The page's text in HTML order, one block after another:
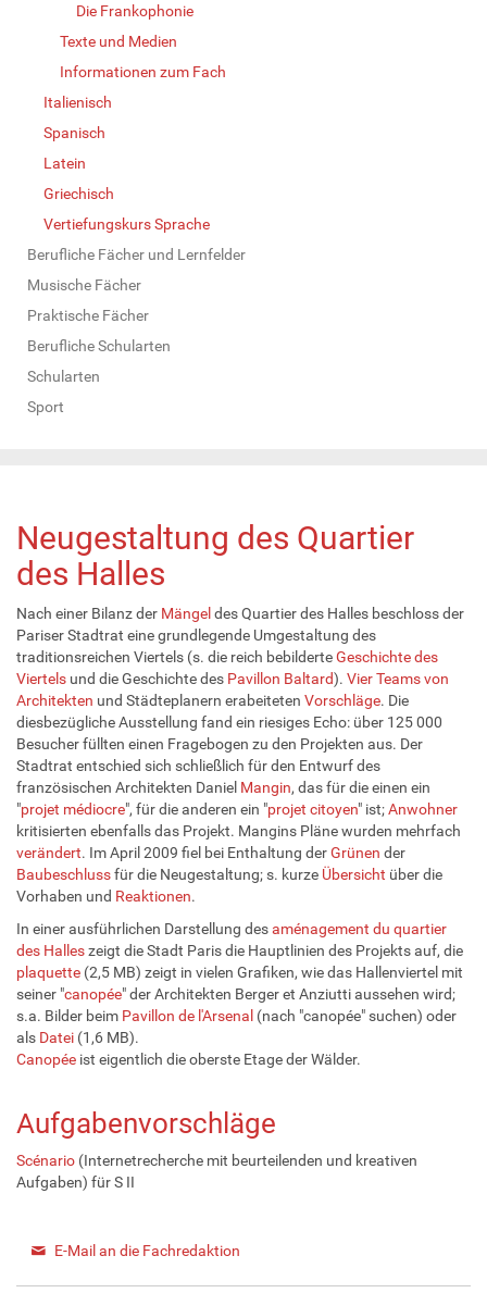
Die Frankophonie
Texte und Medien
Informationen zum Fach
Italienisch
Spanisch
Latein
Griechisch
Vertiefungskurs Sprache
Berufliche Fächer und Lernfelder
Musische Fächer
Praktische Fächer
Berufliche Schularten
Schularten
Sport
Neugestaltung des Quartier
des Halles
Nach einer Bilanz der Mängel des Quartier des Halles beschloss der
Pariser Stadtrat eine grundlegende Umgestaltung des
traditionsreichen Viertels (s. die reich bebilderteGeschichte des
Viertels und die Geschichte des Pavillon Baltard). Vier Teams von
Architekten und Städteplanern erabeiteten Vorschläge. Die
diesbezügliche Ausstellung fand ein riesiges Echo: über 125 000
Besucher füllten einen Fragebogen zu den Projekten aus. Der
Stadtrat entschied sich schließlich für den Entwurf des
französischen Architekten Daniel Mangin, das für die einen ein
"projet médiocre", für die anderen ein "projet citoyen" ist;Anwohner
kritisierten ebenfalls das Projekt. Mangins Pläne wurden mehrfach
verändert. Im April 2009 fiel bei Enthaltung derGrünen der
Baubeschlussfür die Neugestaltung; s. kurze Übersicht über die
Vorhaben und Reaktionen.
In einer ausführlichen Darstellung desaménagement du quartier
des Halleszeigt die Stadt Paris die Hauptlinien des Projekts auf, die
plaquette (2,5 MB) zeigt in vielen Grafiken, wie das Hallenviertel mit
seiner "canopée" der Architekten Berger et Anziutti aussehen wird;
s.a. Bilder beim Pavillon de l'Arsenal (nach "canopée" suchen) oder
als Datei (1,6 MB).
Canopée ist eigentlich die oberste Etage der Wälder.
Aufgabenvorschläge
Scénario (Internetrecherche mit beurteilenden und kreativen
Aufgaben) für S II
E-Mail an die Fachredaktion